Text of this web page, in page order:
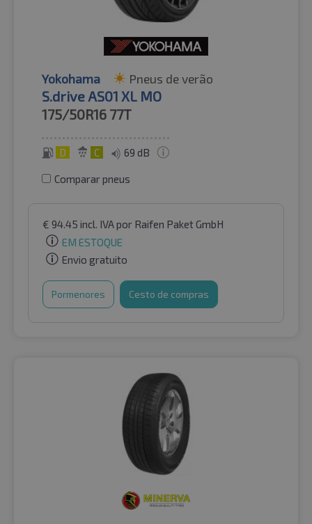
Yokohama Pneus de verão
S.drive AS01 XL MO
175/50R16 77T
D C 69 dB
Comparar pneus
€ 94.45 incl. IVApor Raifen Paket GmbH
EM ESTOQUE
Envio gratuito
Pormenores Cesto de compras